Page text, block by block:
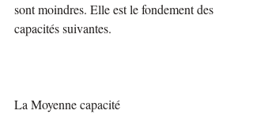
sont moindres. Elle est le fondement des
capacités suivantes.
La Moyenne capacité